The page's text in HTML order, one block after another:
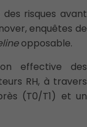
risques avant
enquêtes de
opposable.
effective des
RH, à travers
(T0/T1) et un